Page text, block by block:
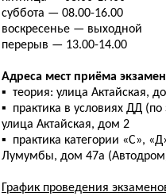
суббота — 08.00-16.00
воскресенье — выходной
перерыв — 13.00-14.00
Адреса мест приёма
▪ теория: улица Актайская,
▪ практика в условиях ДД
улица Актайская, дом 2
▪ практика категории «С»,
Лумумбы, дом 47а
График проведения